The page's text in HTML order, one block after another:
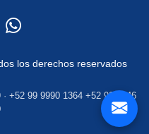
los derechos reservados
+52 99 9990 1364 +52 999 746